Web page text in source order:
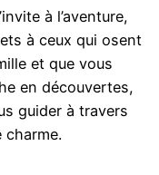
à l’aventure,
à ceux qui osent
et que vous
en découvertes,
guider à travers